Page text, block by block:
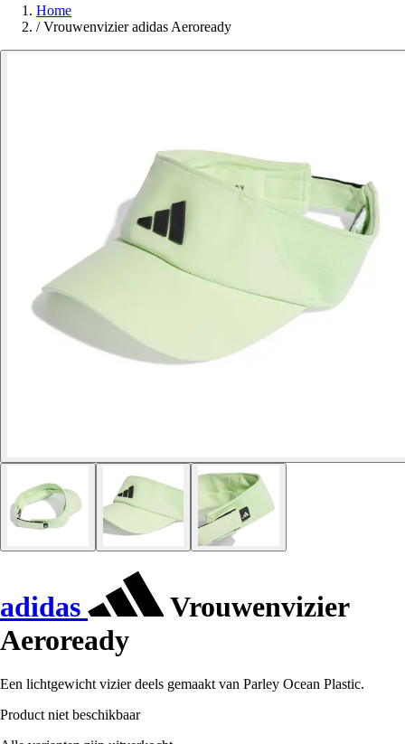
Home
/ Vrouwenvizier adidas Aeroready
adidas
Vrouwenvizier
Aeroready
Een lichtgewicht vizier deels gemaakt van Parley Ocean Plastic.
Product niet beschikbaar